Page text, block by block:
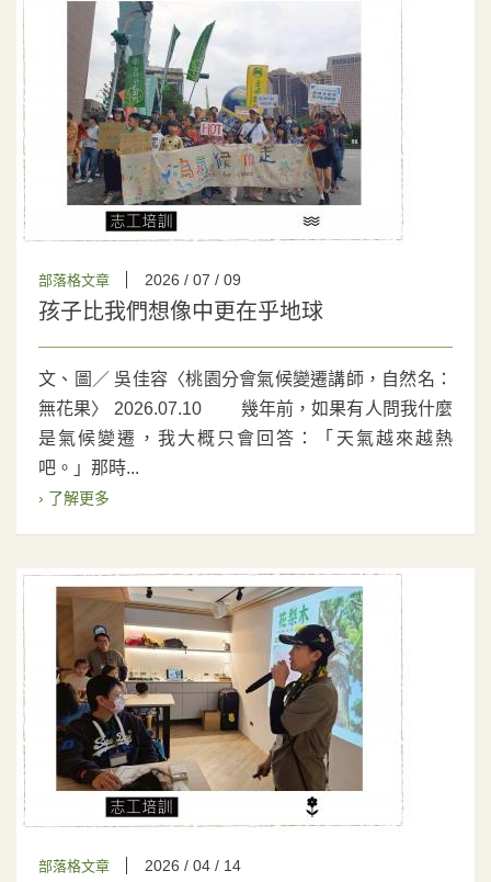
部落格文章 2026 / 07 / 09
孩子比我們想像中更在乎地球
文、圖／ 吳佳容〈桃園分會氣候變遷講師，自然名：
無花果〉 2026.07.10 幾年前，如果有人問我什麼
是氣候變遷，我大概只會回答：「天氣越來越熱
吧。」那時...
› 了解更多
部落格文章 2026 / 04 / 14